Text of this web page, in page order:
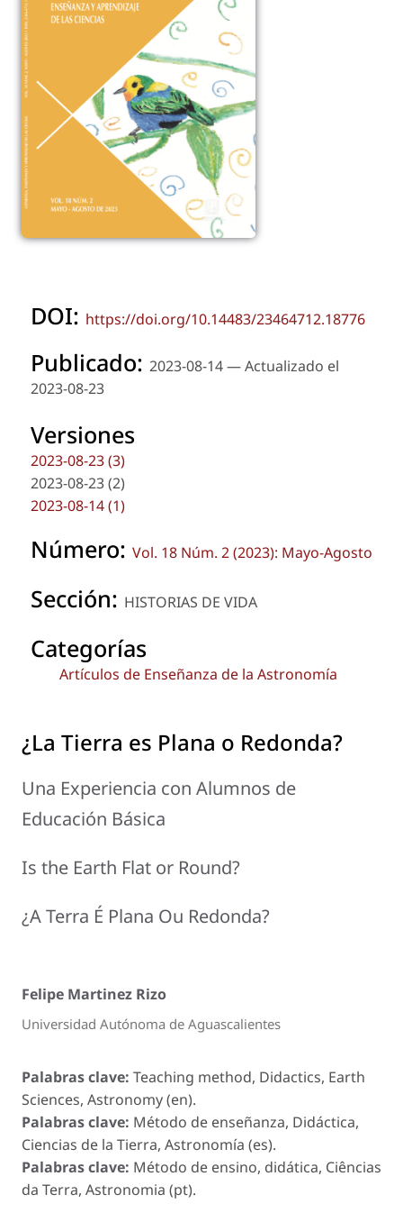
DOI: https://doi.org/10.14483/23464712.18776
Publicado: 2023-08-14 — Actualizado el
2023-08-23
Versiones
2023-08-23 (3)
2023-08-23 (2)
2023-08-14 (1)
Número: Vol. 18 Núm. 2 (2023): Mayo-Agosto
Sección: HISTORIAS DE VIDA
Categorías
Artículos de Enseñanza de la Astronomía
¿La Tierra es Plana o Redonda?
Una Experiencia con Alumnos de
Educación Básica
Is the Earth Flat or Round?
¿A Terra É Plana Ou Redonda?
Felipe Martinez Rizo
Universidad Autónoma de Aguascalientes
Palabras clave: Teaching method, Didactics, Earth
Sciences, Astronomy (en).
Palabras clave: Método de enseñanza, Didáctica,
Ciencias de la Tierra, Astronomía (es).
Palabras clave: Método de ensino, didática, Ciências
da Terra, Astronomia (pt).